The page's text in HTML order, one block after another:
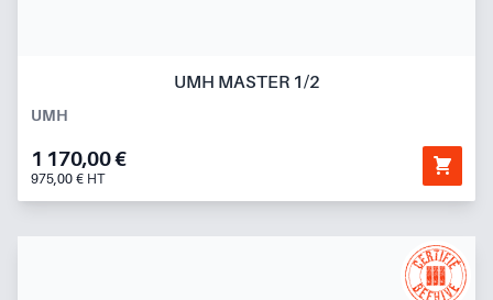
UMH MASTER 1/2
UMH
1 170,00 €
975,00 € HT